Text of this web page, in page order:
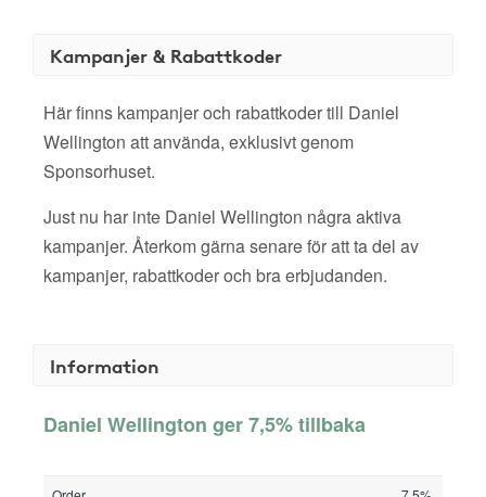
Kampanjer & Rabattkoder
Här finns kampanjer och rabattkoder till Daniel
Wellington att använda, exklusivt genom
Sponsorhuset.
Just nu har inte Daniel Wellington några aktiva
kampanjer. Återkom gärna senare för att ta del av
kampanjer, rabattkoder och bra erbjudanden.
Information
Daniel Wellington ger 7,5% tillbaka